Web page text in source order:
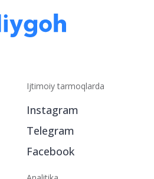
Ijtimoiy tarmoqlarda
Instagram
Telegram
Facebook